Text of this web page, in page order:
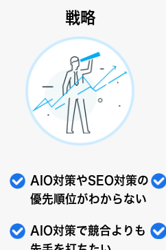
戦略
AIO対策やSEO対策の
優先順位がわからない
AIO対策で競合よりも